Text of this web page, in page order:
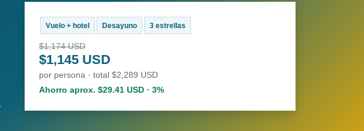
Vuelo + hotel Desayuno 3 estrellas
$1,174 USD
$1,145 USD
por persona · total $2,289 USD
Ahorro aprox. $29.41 USD · 3%